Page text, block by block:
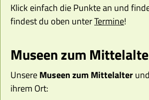
Klick einfach die Punkte an und
findest du oben unterTermine!
Museen zum
UnsereMuseen zum Mittelalter
ihrem Ort: